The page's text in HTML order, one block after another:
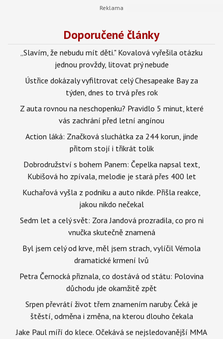
Doporučené články
„Slavím, že nebudu mít děti." Kovalová vyřešila otázku
jednou provždy, litovat prý nebude
Ústřice dokázaly vyfiltrovat celý Chesapeake Bay za
týden, dnes to trvá přes rok
Z auta rovnou na neschopenku? Pravidlo 5 minut, které
vás zachrání před letní angínou
Action láká: Značková sluchátka za 244 korun, jinde
přitom stojí i třikrát tolik
Dobrodružství s bohem Panem: Čepelka napsal text,
Kubišová ho zpívala, melodie je stará přes 400 let
Kuchařová vyšla z podniku a auto nikde. Přišla reakce,
jakou nikdo nečekal
Sedm let a celý svět: Zora Jandová prozradila, co pro ni
vnučka skutečně znamená
Byl jsem celý od krve, měl jsem strach, vylíčil Vémola
dramatické krmení lvů
Petra Černocká přiznala, co dostává od státu: Polovina
důchodu jde okamžitě zpět
Srpen převrátí život třem znamením naruby. Čeká je
štěstí, odměna i změna, na kterou dlouho čekala
Jake Paul míří do klece. Očekává se nejsledovanější MMA